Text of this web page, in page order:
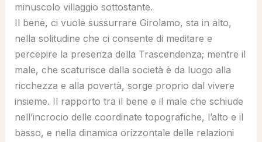
minuscolo villaggio sottostante.
Il bene, ci vuole sussurrare Girolamo, sta in alto,
nella solitudine che ci consente di meditare e
percepire la presenza della Trascendenza; mentre il
male, che scaturisce dalla società è da luogo alla
ricchezza e alla povertà, sorge proprio dal vivere
insieme. Il rapporto tra il bene e il male che schiude
nell’incrocio delle coordinate topografiche, l’alto e il
basso, e nella dinamica orizzontale delle relazioni